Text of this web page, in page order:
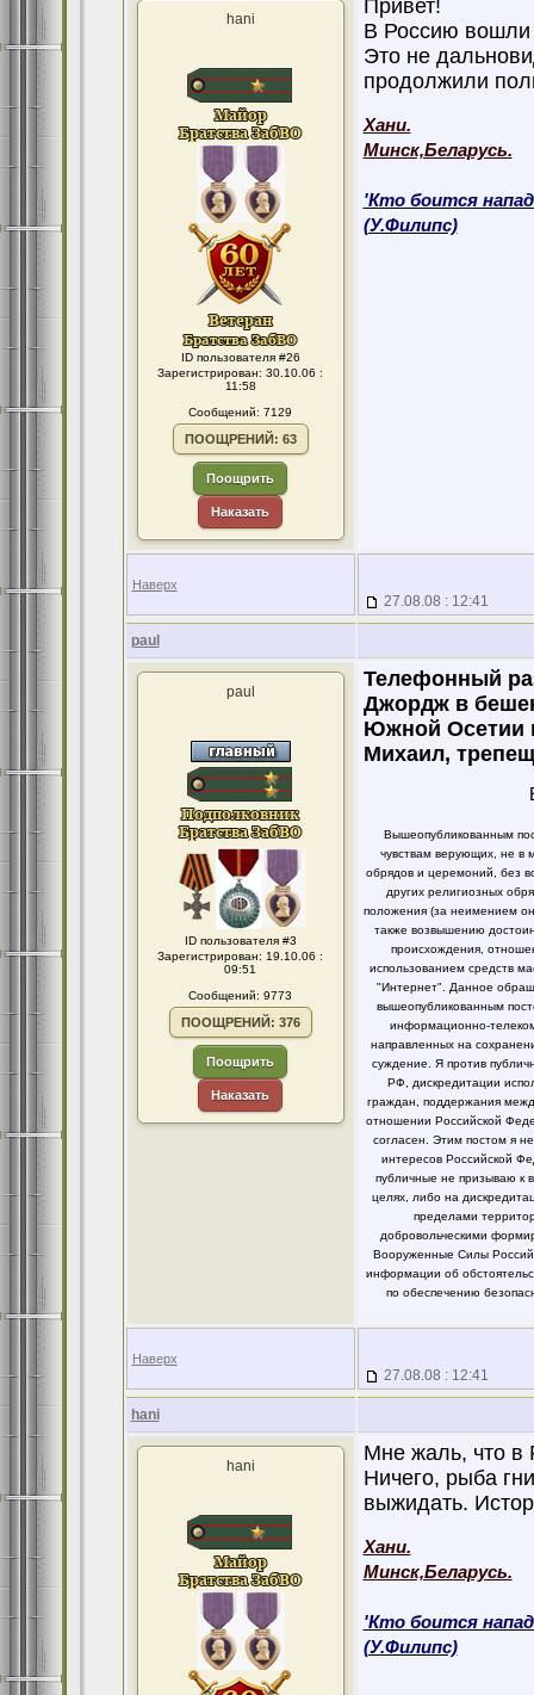
hani
ID пользователя #26
Зарегистрирован: 30.10.06 :
11:58
Сообщений: 7129
ПООЩРЕНИЙ: 63
Поощрить
Наказать
Привет!
В Россию
Это не
продолжили
Хани.
Минск,Беларусь.
'Кто боится
(У.Филипс)
Наверх
27.08.08 : 12:41
paul
paul
ID пользователя #3
Зарегистрирован: 19.10.06 :
09:51
Сообщений: 9773
ПООЩРЕНИЙ: 376
Поощрить
Наказать
Телефонный
Джордж в
Южной Осетии
Михаил,
Вышеопубликованным
чувствам верующих, не в
обрядов и церемоний, без
других религиозных
положения (за неимением
также возвышению
происхождения,
использованием средств
"Интернет". Данное
вышеопубликованным
информационно-
направленных на
суждение. Я против
РФ, дискредитации
граждан, поддержания
отношении Российской
согласен. Этим постом я
интересов Российской
публичные не призываю к
целях, либо на
пределами
добровольческими
Вооруженные Силы
информации об
по обеспечению
Наверх
27.08.08 : 12:41
hani
hani
Мне жаль, что в
Ничего, рыба
выжидать.
Хани.
Минск,Беларусь.
'Кто боится
(У.Филипс)